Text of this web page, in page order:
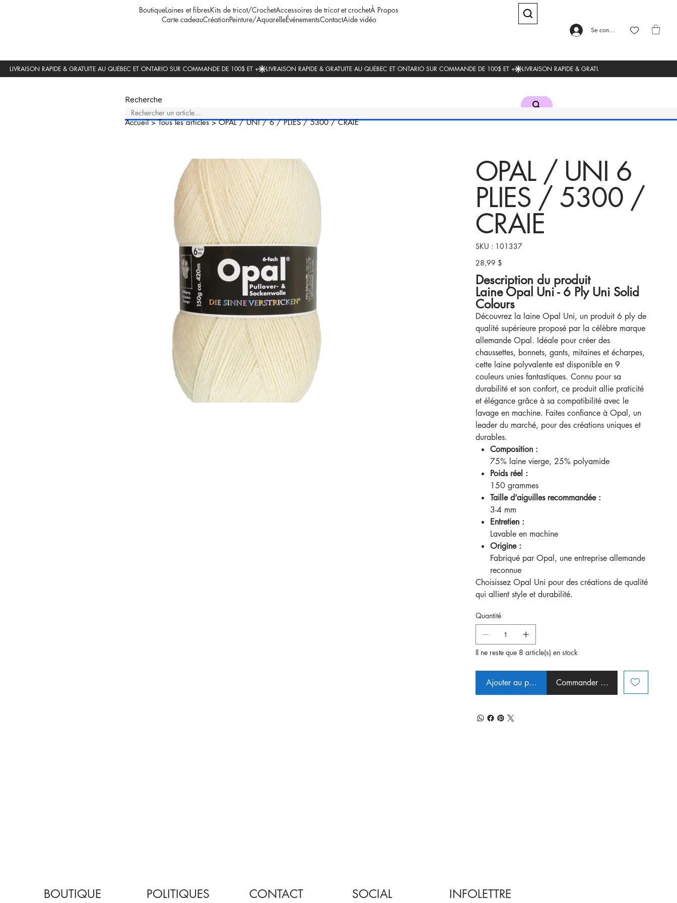
BoutiqueLaines et fibresKits de tricot/CrochetAccessoires de tricot et crochetÀ Propos
Carte cadeauCréationPeinture/AquarelleÉvénementsContactAide vidéo
Se connecter
Recherche
Accueil>Tous les articles>OPAL / UNI / 6 / PLIES / 5300 / CRAIE
OPAL / UNI 6
PLIES / 5300 /
CRAIE
SKU :
SKU
101337
101337
Prix
28,99 $
Description du produit
Laine Opal Uni - 6 Ply Uni Solid
Colours
Découvrez la laine Opal Uni, un produit 6 ply de
qualité supérieure proposé par la célèbre marque
allemande Opal. Idéale pour créer des
chaussettes, bonnets, gants, mitaines et écharpes,
cette laine polyvalente est disponible en 9
couleurs unies fantastiques. Connu pour sa
durabilité et son confort, ce produit allie praticité
et élégance grâce à sa compatibilité avec le
lavage en machine. Faites confiance à Opal, un
leader du marché, pour des créations uniques et
durables.
Composition :
75% laine vierge, 25% polyamide
Poids réel :
150 grammes
Taille d’aiguilles recommandée :
3-4 mm
Entretien :
Lavable en machine
Origine :
Fabriqué par Opal, une entreprise allemande
reconnue
Choisissez Opal Uni pour des créations de qualité
qui allient style et durabilité.
Quantité
Il ne reste que 8 article(s) en stock
Ajouter au panier Commander et payer
BOUTIQUE POLITIQUES CONTACT SOCIAL INFOLETTRE